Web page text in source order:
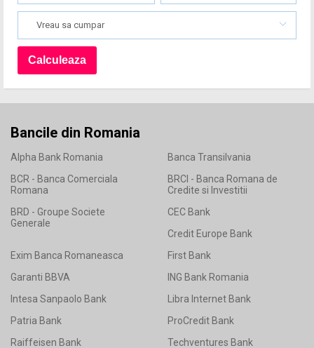
Vreau sa cumpar
Bancile din Romania
Alpha Bank Romania
Banca Transilvania
BCR - Banca Comerciala
Romana
BRCI - Banca Romana de
Credite si Investitii
BRD - Groupe Societe
Generale
CEC Bank
Credit Europe Bank
Exim Banca Romaneasca
First Bank
Garanti BBVA
ING Bank Romania
Intesa Sanpaolo Bank
Libra Internet Bank
Patria Bank
ProCredit Bank
Raiffeisen Bank
Techventures Bank